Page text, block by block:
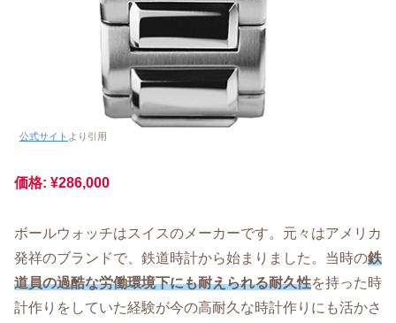
公式サイト より引用
価格: ¥286,000
ボールウォッチはスイスのメーカーです。元々はアメリカ
発祥のブランドで、鉄道時計から始まりました。当時の鉄
道員の過酷な労働環境下にも耐えられる耐久性を持った時
計作りをしていた経験が今の高耐久な時計作りにも活かさ